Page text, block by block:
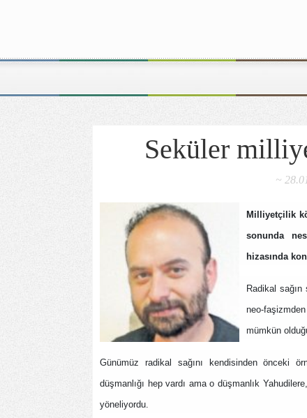
Seküler
~
Milliyetçilik
sonunda
hizasında
Radikal
neo-
mümkün
Günümüz radikal sağını kendisinden önceki
düşmanlığı hep vardı ama o düşmanlık
yöneliyordu.